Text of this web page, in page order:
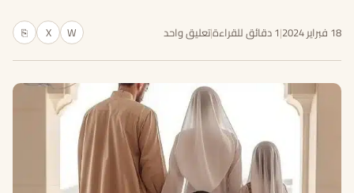
18 فبراير 2024 |1 دقائق للقراءة |تعليق واحد W
X
⎘